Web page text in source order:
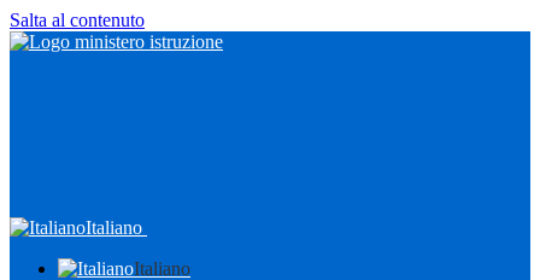
Salta al contenuto
Italiano
Italiano